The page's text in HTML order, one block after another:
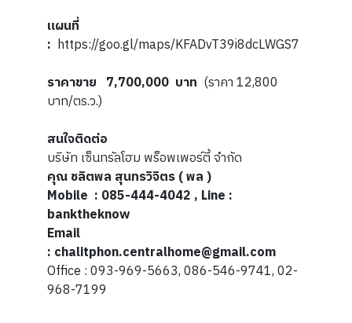
แผนที่
: https://goo.gl/maps/KFADvT39i8dcLWGS7
ราคาขาย 7,700,000 บาท (ราคา 12,800
บาท/ตร.ว.)
สนใจติดต่อ
บริษัท เซ็นทรัลโฮม พร็อพเพอร์ตี้ จำกัด
คุณ ชลิตพล สุนทรวิจิตร ( พล )
Mobile : 085-444-4042 , Line :
banktheknow
Email
: chalitphon.centralhome@gmail.com
Office : 093-969-5663, 086-546-9741, 02-
968-7199